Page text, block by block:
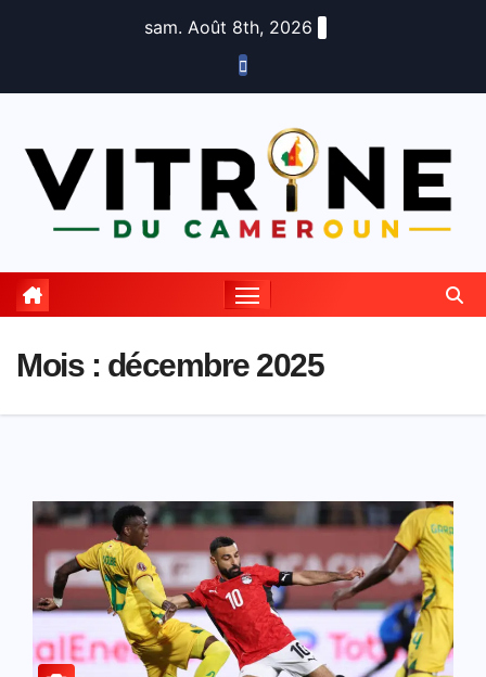
sam. Août 8th, 2026
Mois : décembre 2025